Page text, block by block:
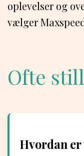
oplevelser og
vælger
Ofte
Hvordan er